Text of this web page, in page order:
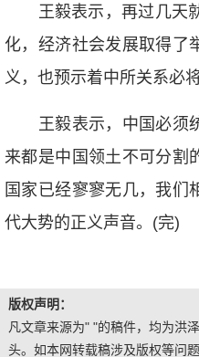
王毅表示，再过几天就
化，经济社会发展取得了
义，也预示着中所关系必
王毅表示，中国必须统
来都是中国领土不可分割
国家已经寥寥无几，我们
代大势的正义声音。(完)
版权声明：
凡文章来源为" "的稿件，均为洪
头。如本网转载稿涉及版权等问